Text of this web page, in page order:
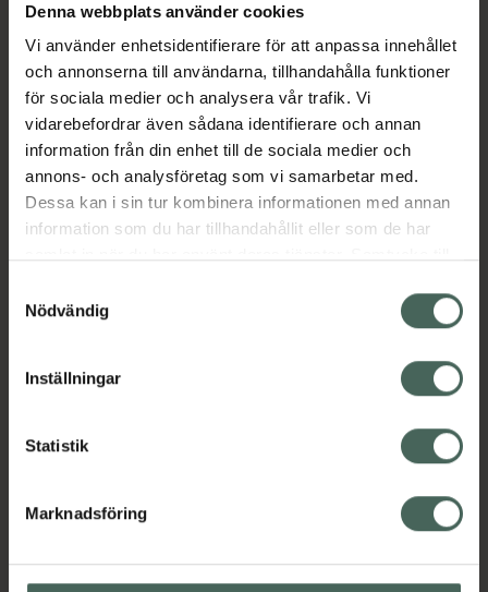
Denna webbplats använder cookies
Vi använder enhetsidentifierare för att anpassa innehållet
och annonserna till användarna, tillhandahålla funktioner
för sociala medier och analysera vår trafik. Vi
vidarebefordrar även sådana identifierare och annan
information från din enhet till de sociala medier och
annons- och analysföretag som vi samarbetar med.
Dessa kan i sin tur kombinera informationen med annan
information som du har tillhandahållit eller som de har
återkalla ditt samtycke via webbplatsens
cookieinställningar. Ett återkallat samtycke påverkar inte
lagligheten av behandling som skett innan återkallelsen.
Nödvändig
Inställningar
Statistik
Marknadsföring
produkt passar för en aktiv livsstil. Den kan
med fördel intas före eller efter träning, under
varma sommardagar eller när kroppen känner
sig allmänt trött. Förpackad i smidiga
dospåsar. Magnesium bidrar till normal
muskelfunktion Magnesium bidrar till normal
energiomsättning Magnesium bidrar till
elektrolytbalansen Magnesium bidrar till att
minska trötthet och utmattning
Jämförpris 9,97 kr/st
EAN:07350159940041
Elektrolyter